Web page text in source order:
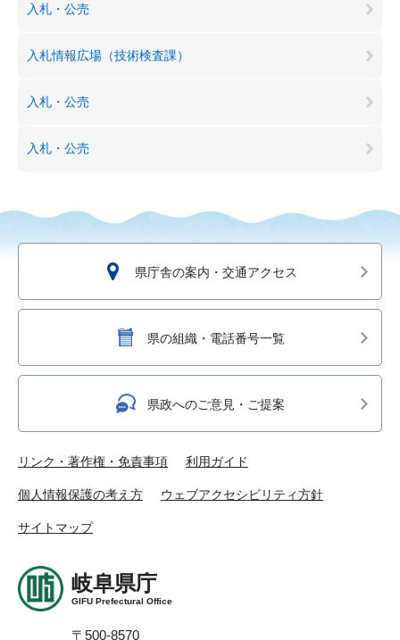
入札・公売
入札情報広場（技術検査課）
入札・公売
入札・公売
県庁舎の案内・交通アクセス
県の組織・電話番号一覧
県政へのご意見・ご提案
リンク・著作権・免責事項 利用ガイド
個人情報保護の考え方 ウェブアクセシビリティ方針
サイトマップ
岐阜県庁
GIFU Prefectural Office
〒500-8570